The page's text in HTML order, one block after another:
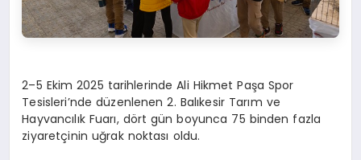
2–5 Ekim 2025 tarihlerinde Ali Hikmet Paşa Spor
Tesisleri’nde düzenlenen 2. Balıkesir Tarım ve
Hayvancılık Fuarı, dört gün boyunca 75 binden fazla
ziyaretçinin uğrak noktası oldu.